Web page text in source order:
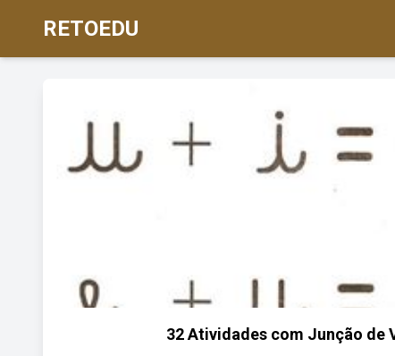
RETOEDU
32 Atividades com Junção de